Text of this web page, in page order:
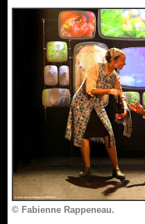
© Fabienne Rappeneau.